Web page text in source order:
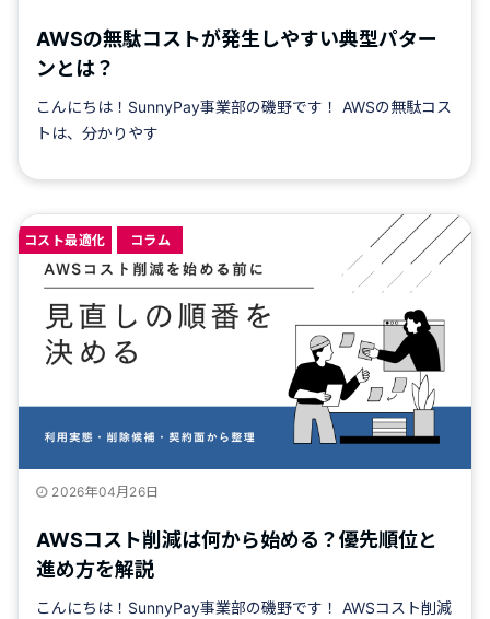
AWSの無駄コストが発生しやすい典型パター
ンとは？
こんにちは！SunnyPay事業部の磯野です！ AWSの無駄コス
トは、分かりやす
コスト最適化 コラム
2026年04月26日
AWSコスト削減は何から始める？優先順位と
進め方を解説
こんにちは！SunnyPay事業部の磯野です！ AWSコスト削減